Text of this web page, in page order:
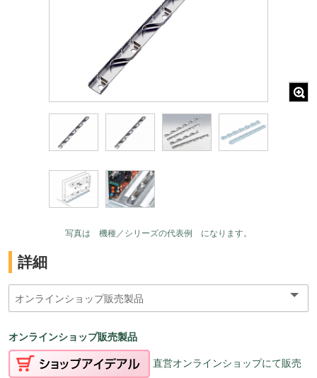
写真は 機種／シリーズの代表例 になります。
詳細
オンラインショップ販売製品
直営オンラインショップにて販売